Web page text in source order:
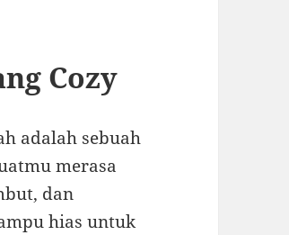
Cozy
adalah sebuah
merasa
dan
hias untuk